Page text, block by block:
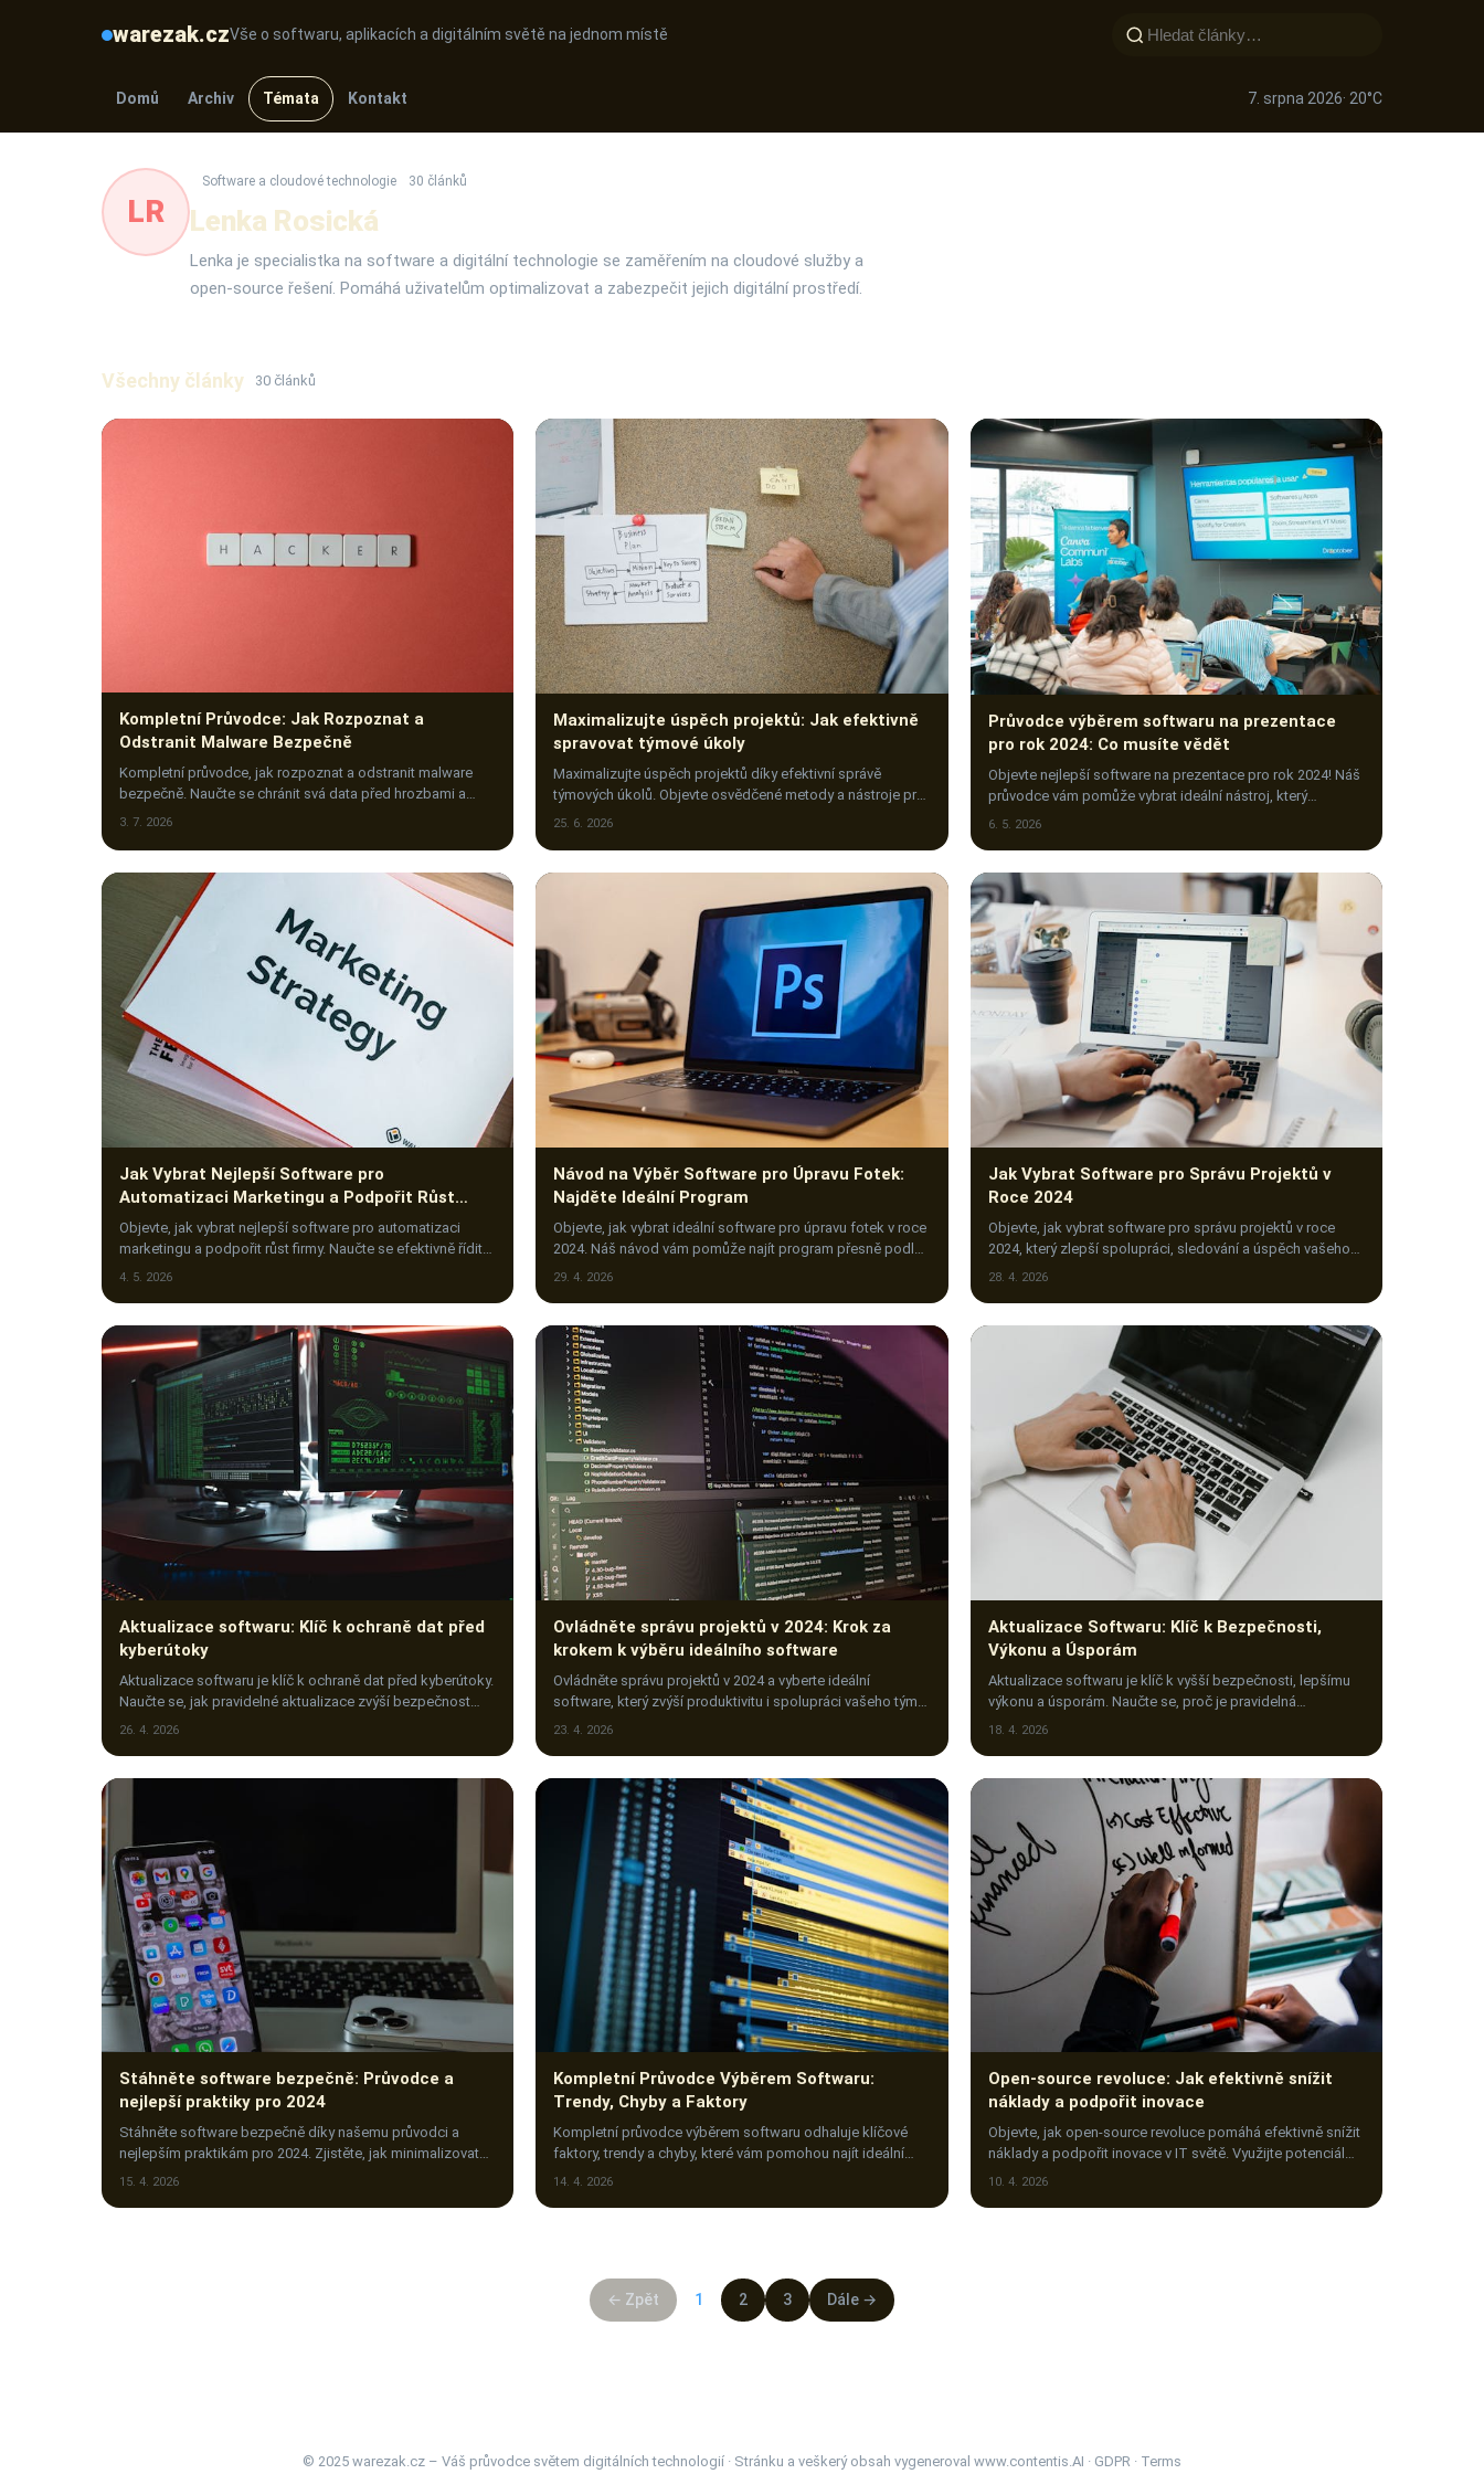
warezak.czVše o softwaru, aplikacích a digitálním světě na jednom místě
Domů Archiv Témata Kontakt 7. srpna 2026· 20°C
LR
Software a cloudové technologie 30 článků
Lenka Rosická
Lenka je specialistka na software a digitální technologie se zaměřením na cloudové služby a
open-source řešení. Pomáhá uživatelům optimalizovat a zabezpečit jejich digitální prostředí.
Všechny články 30 článků
Kompletní Průvodce: Jak Rozpoznat a
Odstranit Malware Bezpečně
Kompletní průvodce, jak rozpoznat a odstranit malware
bezpečně. Naučte se chránit svá data před hrozbami a
eliminovat škodlivý software efektivně.
3. 7. 2026
Maximalizujte úspěch projektů: Jak efektivně
spravovat týmové úkoly
Maximalizujte úspěch projektů díky efektivní správě
týmových úkolů. Objevte osvědčené metody a nástroje pro
lepší komunikaci a vyšší produktivitu.
25. 6. 2026
Průvodce výběrem softwaru na prezentace
pro rok 2024: Co musíte vědět
Objevte nejlepší software na prezentace pro rok 2024! Náš
průvodce vám pomůže vybrat ideální nástroj, který
zpřehlední a oživí vaše prezentace. Klikněte!
6. 5. 2026
Jak Vybrat Nejlepší Software pro
Automatizaci Marketingu a Podpořit Růst
Firmy
Objevte, jak vybrat nejlepší software pro automatizaci
marketingu a podpořit růst firmy. Naučte se efektivně řídit
marketingové aktivity a zvýšit úspěch svéh…
4. 5. 2026
Návod na Výběr Software pro Úpravu Fotek:
Najděte Ideální Program
Objevte, jak vybrat ideální software pro úpravu fotek v roce
2024. Náš návod vám pomůže najít program přesně podle
vašich potřeb a dovedností.
29. 4. 2026
Jak Vybrat Software pro Správu Projektů v
Roce 2024
Objevte, jak vybrat software pro správu projektů v roce
2024, který zlepší spolupráci, sledování a úspěch vašeho
týmu. Klikněte pro tipy!
28. 4. 2026
Aktualizace softwaru: Klíč k ochraně dat před
kyberútoky
Aktualizace softwaru je klíč k ochraně dat před kyberútoky.
Naučte se, jak pravidelné aktualizace zvýší bezpečnost
vašich digitálních informací.
26. 4. 2026
Ovládněte správu projektů v 2024: Krok za
krokem k výběru ideálního software
Ovládněte správu projektů v 2024 a vyberte ideální
software, který zvýší produktivitu i spolupráci vašeho týmu.
Přečtěte si návod krok za krokem!
23. 4. 2026
Aktualizace Softwaru: Klíč k Bezpečnosti,
Výkonu a Úsporám
Aktualizace softwaru je klíč k vyšší bezpečnosti, lepšímu
výkonu a úsporám. Naučte se, proč je pravidelná
aktualizace nezbytná pro vaše zařízení i data.
18. 4. 2026
Stáhněte software bezpečně: Průvodce a
nejlepší praktiky pro 2024
Stáhněte software bezpečně díky našemu průvodci a
nejlepším praktikám pro 2024. Zjistěte, jak minimalizovat
rizika a ochránit svůj počítač před hrozbami.
15. 4. 2026
Kompletní Průvodce Výběrem Softwaru:
Trendy, Chyby a Faktory
Kompletní průvodce výběrem softwaru odhaluje klíčové
faktory, trendy a chyby, které vám pomohou najít ideální
řešení pro vaše potřeby. Klikněte a zjistěte víc!
14. 4. 2026
Open-source revoluce: Jak efektivně snížit
náklady a podpořit inovace
Objevte, jak open-source revoluce pomáhá efektivně snížit
náklady a podpořit inovace v IT světě. Využijte potenciál
open-source softwaru naplno!
10. 4. 2026
← Zpět 1 2 3 Dále →
© 2025 warezak.cz – Váš průvodce světem digitálních technologií · Stránku a veškerý obsah vygeneroval www.contentis.AI · GDPR · Terms